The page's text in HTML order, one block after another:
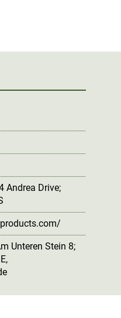
Andrea Drive;
Unteren Stein 8;
,